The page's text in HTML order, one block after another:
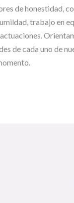
de honestidad,
trabajo en
de cada uno de